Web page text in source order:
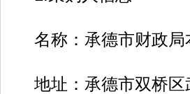
名称：承德市财政局
地址：承德市双桥区